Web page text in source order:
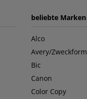
beliebte Marken
Alco
Avery/Zweckform
Bic
Canon
Color Copy